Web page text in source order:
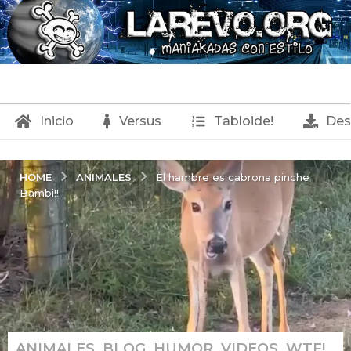
Inicio Versus Tabloide!
HOME ANIMALES
El hambre es cabrona pinche
Bambi!!
, , , ,